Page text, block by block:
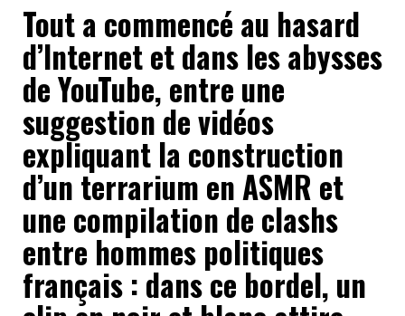
Tout a commencé au hasard
d’Internet et dans les abysses
de YouTube, entre une
suggestion de vidéos
expliquant la construction
d’un terrarium en ASMR et
une compilation de clashs
entre hommes politiques
français : dans ce bordel, un